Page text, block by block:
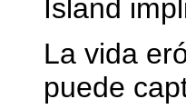
Island
La vida
puede